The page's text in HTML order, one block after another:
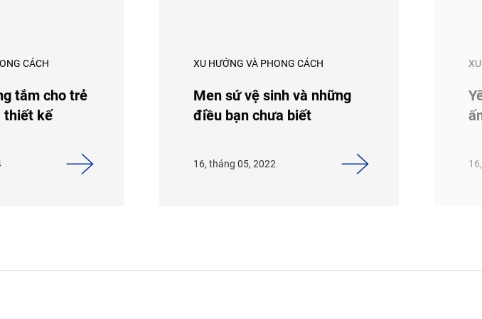
CÁCH
tắm cho trẻ
thiết kế
XU HƯỚNG VÀ PHONG CÁCH
Men sứ vệ sinh và những
điều bạn chưa biết
16, tháng 05, 2022